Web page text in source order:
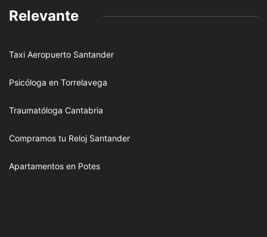
Relevante
Taxi Aeropuerto Santander
Psicóloga en Torrelavega
Traumatóloga Cantabria
Compramos tu Reloj Santander
Apartamentos en Potes